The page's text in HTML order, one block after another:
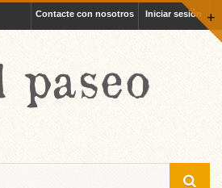
+
Iniciar sesión
Contacte con nosotros